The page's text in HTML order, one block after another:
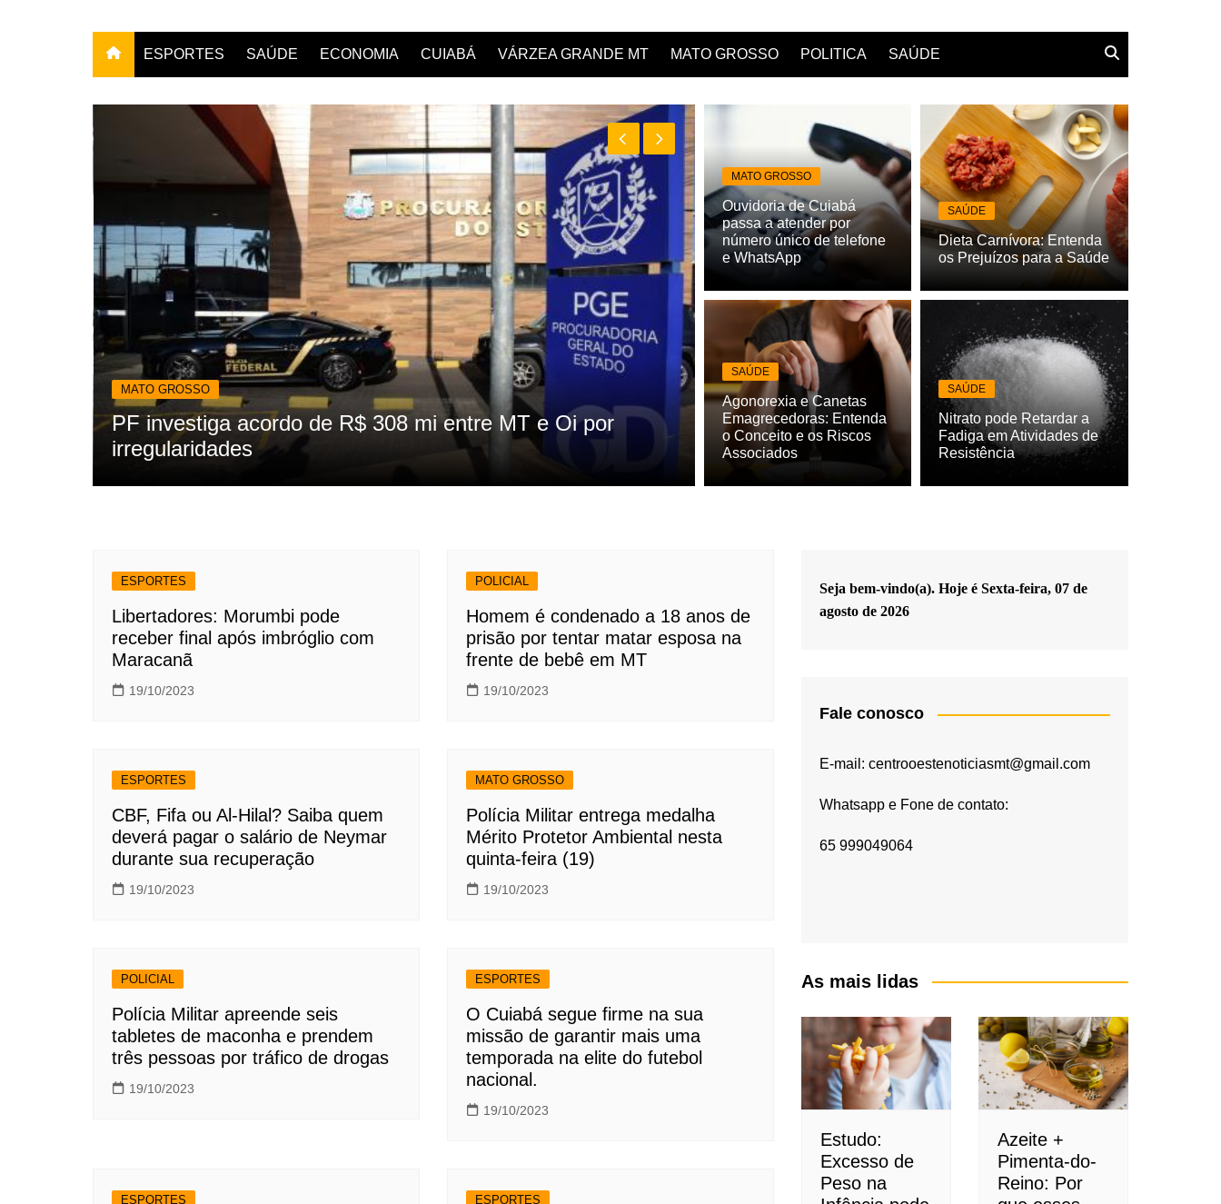
ESPORTES SAÚDE ECONOMIA CUIABÁ VÁRZEA GRANDE MT MATO GROSSO POLITICA SAÚDE
MATO GROSSO
PF investiga acordo de R$ 308 mi entre MT e Oi por
irregularidades
MATO GROSSO
Influências astrais marcam o dia com energias de
transformação
MATO GROSSO
Ouvidoria de Cuiabá
passa a atender por
número único de telefone
e WhatsApp
SAÚDE
Dieta Carnívora: Entenda
os Prejuízos para a Saúde
SAÚDE
Agonorexia e Canetas
Emagrecedoras: Entenda
o Conceito e os Riscos
Associados
SAÚDE
Nitrato pode Retardar a
Fadiga em Atividades de
Resistência
ESPORTES
Libertadores: Morumbi pode
receber final após imbróglio com
Maracanã
19/10/2023
POLICIAL
Homem é condenado a 18 anos de
prisão por tentar matar esposa na
frente de bebê em MT
19/10/2023
ESPORTES
CBF, Fifa ou Al-Hilal? Saiba quem
deverá pagar o salário de Neymar
durante sua recuperação
19/10/2023
MATO GROSSO
Polícia Militar entrega medalha
Mérito Protetor Ambiental nesta
quinta-feira (19)
19/10/2023
POLICIAL
Polícia Militar apreende seis
tabletes de maconha e prendem
três pessoas por tráfico de drogas
19/10/2023
ESPORTES
O Cuiabá segue firme na sua
missão de garantir mais uma
temporada na elite do futebol
nacional.
19/10/2023
ESPORTES ESPORTES
Seja bem-vindo(a). Hoje é Sexta-feira, 07 de
agosto de 2026
Fale conosco
E-mail: centrooestenoticiasmt@gmail.com
Whatsapp e Fone de contato:
65 999049064
As mais lidas
Estudo:
Excesso de
Peso na
Azeite +
Pimenta-do-
Reino: Por